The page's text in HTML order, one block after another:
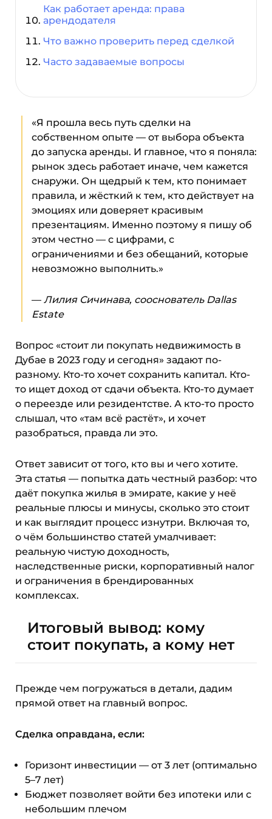
Как работает аренда: права
арендодателя
Что важно проверить перед сделкой
Часто задаваемые вопросы
«Я прошла весь путь сделки на
собственном опыте — от выбора объекта
до запуска аренды. И главное, что я поняла:
рынок здесь работает иначе, чем кажется
снаружи. Он щедрый к тем, кто понимает
правила, и жёсткий к тем, кто действует на
эмоциях или доверяет красивым
презентациям. Именно поэтому я пишу об
этом честно — с цифрами, с
ограничениями и без обещаний, которые
невозможно выполнить.»
— Лилия Сичинава, сооснователь Dallas
Estate
Вопрос «стоит ли покупать недвижимость в
Дубае в 2023 году и сегодня» задают по-
разному. Кто-то хочет сохранить капитал. Кто-
то ищет доход от сдачи объекта. Кто-то думает
о переезде или резидентстве. А кто-то просто
слышал, что «там всё растёт», и хочет
разобраться, правда ли это.
Ответ зависит от того, кто вы и чего хотите.
Эта статья — попытка дать честный разбор: что
даёт покупка жилья в эмирате, какие у неё
реальные плюсы и минусы, сколько это стоит
и как выглядит процесс изнутри. Включая то,
о чём большинство статей умалчивает:
реальную чистую доходность,
наследственные риски, корпоративный налог
и ограничения в брендированных
комплексах.
Итоговый вывод: кому
стоит покупать, а кому нет
Прежде чем погружаться в детали, дадим
прямой ответ на главный вопрос.
Сделка оправдана, если:
Горизонт инвестиции — от 3 лет (оптимально
5–7 лет)
Бюджет позволяет войти без ипотеки или с
небольшим плечом